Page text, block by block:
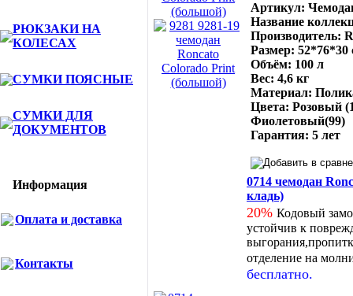
РЮКЗАКИ НА
КОЛЕСАХ
СУМКИ ПОЯСНЫЕ
СУМКИ ДЛЯ
ДОКУМЕНТОВ
Информация
Оплата и доставка
Контакты
Артикул:
Название
Производитель:
Размер: 52*76*30
Объём: 100 л
Вес: 4,6 кг
Материал:
Цвета: Розовый
Фиолетовый(99)
Гарантия: 5 лет
0714 чемодан
кладь)
20% Кодовый
устойчив к
отделение на
бесплатно.